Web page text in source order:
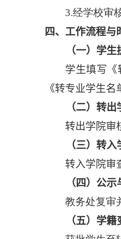
3.经学校审
四、工作流程与
（一）学生
学生填写《
《转专业学生名
（二）转出
转出学院审
（三）转入
转入学院审
（ 四）公示
教务处复审
（五）学籍